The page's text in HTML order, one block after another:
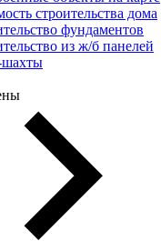
строительства дома
фундаментов
из ж/б панелей